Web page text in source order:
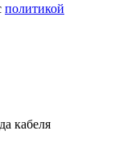
политикой
кабеля